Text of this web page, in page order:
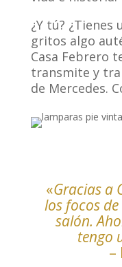
¿Y tú? ¿Tienes
gritos algo
Casa Febrero
transmite y
de Mercedes.
«Gracias a
los focos
salón.
tengo
–